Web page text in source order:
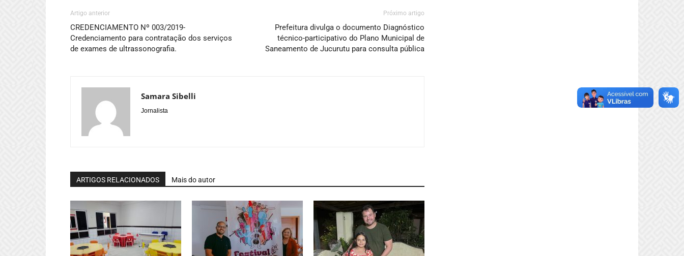
Artigo anterior
CREDENCIAMENTO Nº 003/2019-
Credenciamento para contratação dos serviços
de exames de ultrassonografia.
Próximo artigo
Prefeitura divulga o documento Diagnóstico
técnico-participativo do Plano Municipal de
Saneamento de Jucurutu para consulta pública
Samara Sibelli
Jornalista
ARTIGOS RELACIONADOS Mais do autor